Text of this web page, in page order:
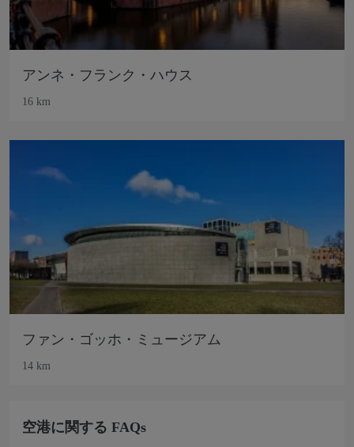
アンネ・フランク・ハウス
16 km
ファン・ゴッホ・ミュージアム
14 km
空港に関する FAQs